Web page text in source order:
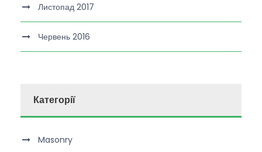
Листопад 2017
Червень 2016
Категорії
Masonry